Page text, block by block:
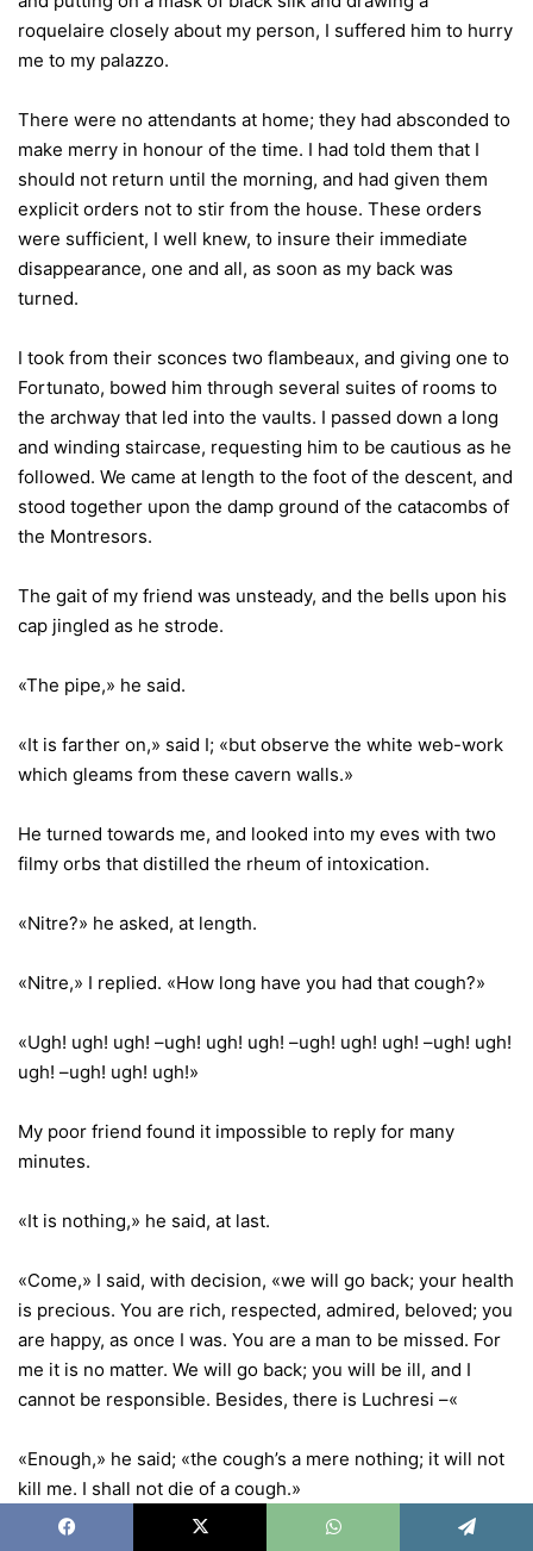
roquelaire closely about my person, I suffered him to hurry
me to my palazzo.
There were no attendants at home; they had absconded to
make merry in honour of the time. I had told them that I
should not return until the morning, and had given them
explicit orders not to stir from the house. These orders
were sufficient, I well knew, to insure their immediate
disappearance, one and all, as soon as my back was
turned.
I took from their sconces two flambeaux, and giving one to
Fortunato, bowed him through several suites of rooms to
the archway that led into the vaults. I passed down a long
and winding staircase, requesting him to be cautious as he
followed. We came at length to the foot of the descent, and
stood together upon the damp ground of the catacombs of
the Montresors.
The gait of my friend was unsteady, and the bells upon his
cap jingled as he strode.
«The pipe,» he said.
«It is farther on,» said I; «but observe the white web-work
which gleams from these cavern walls.»
He turned towards me, and looked into my eves with two
filmy orbs that distilled the rheum of intoxication.
«Nitre?» he asked, at length.
«Nitre,» I replied. «How long have you had that cough?»
«Ugh! ugh! ugh! –ugh! ugh! ugh! –ugh! ugh! ugh! –ugh! ugh!
ugh! –ugh! ugh! ugh!»
My poor friend found it impossible to reply for many
minutes.
«It is nothing,» he said, at last.
«Come,» I said, with decision, «we will go back; your health
is precious. You are rich, respected, admired, beloved; you
are happy, as once I was. You are a man to be missed. For
me it is no matter. We will go back; you will be ill, and I
cannot be responsible. Besides, there is Luchresi –«
«Enough,» he said; «the cough’s a mere nothing; it will not
kill me. I shall not die of a cough.»